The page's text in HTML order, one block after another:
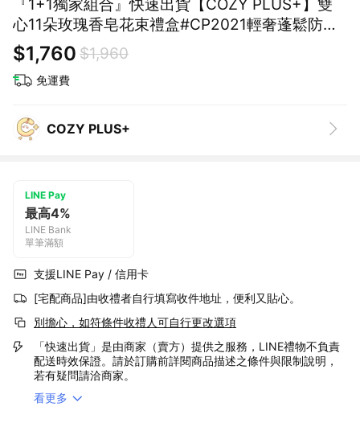
『1+1獨家組合』快速出貨【COZY PLUS+】雙
心11朵玫瑰香皂花束禮盒#CP2021輕奢蓬鬆防靜
電氣囊氣墊梳與寬齒梳禮盒#CP0332禮物 生日禮
物 女朋友禮物
$1,760 $1,960
免運費
COZY PLUS+
LINE Pay
最高4%
LINE Bank
單筆滿額
支援LINE Pay / 信用卡
[宅配商品]由收禮者自行填寫收件地址，便利又貼心。
別擔心，如符條件收禮人可自行更改選項
「快速出貨」是由商家（賣方）提供之服務，LINE禮物不負責
配送時效保證。請於訂購前詳閱商品描述之條件與限制說明，
若有疑問請洽商家。
看更多